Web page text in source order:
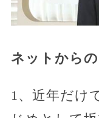
ネットから
1、近年だけ